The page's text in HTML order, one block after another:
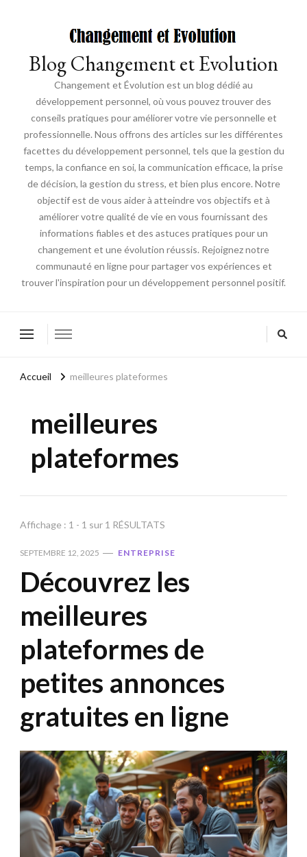
Blog Changement et Evolution
Changement et Évolution est un blog dédié au
développement personnel, où vous pouvez trouver des
conseils pratiques pour améliorer votre vie personnelle et
professionnelle. Nous offrons des articles sur les différentes
facettes du développement personnel, tels que la gestion du
temps, la confiance en soi, la communication efficace, la prise
de décision, la gestion du stress, et bien plus encore. Notre
objectif est de vous aider à atteindre vos objectifs et à
améliorer votre qualité de vie en vous fournissant des
informations fiables et des astuces pratiques pour un
changement et une évolution réussis. Rejoignez notre
communauté en ligne pour partager vos expériences et
trouver l'inspiration pour un développement personnel positif.
Accueil meilleures plateformes
meilleures
plateformes
Affichage : 1 - 1 sur 1 RÉSULTATS
SEPTEMBRE 12, 2025 ENTREPRISE
Découvrez les
meilleures
plateformes de
petites annonces
gratuites en ligne